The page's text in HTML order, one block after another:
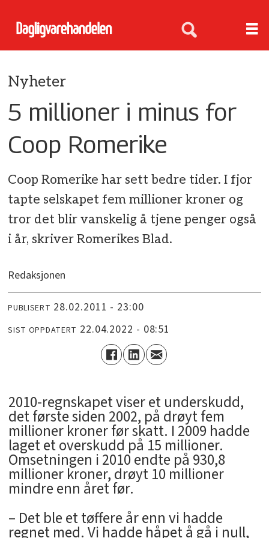
Nyheter
5 millioner i minus for
Coop Romerike
Coop Romerike har sett bedre tider. I fjor
tapte selskapet fem millioner kroner og
tror det blir vanskelig å tjene penger også
i år, skriver Romerikes Blad.
Redaksjonen
PUBLISERT 28.02.2011 - 23:00
SIST OPPDATERT 22.04.2022 - 08:51
2010-regnskapet viser et underskudd,
det første siden 2002, på drøyt fem
millioner kroner før skatt. I 2009 hadde
laget et overskudd på 15 millioner.
Omsetningen i 2010 endte på 930,8
millioner kroner, drøyt 10 millioner
mindre enn året før.
– Det ble et tøffere år enn vi hadde
regnet med. Vi hadde håpet å gå i null,